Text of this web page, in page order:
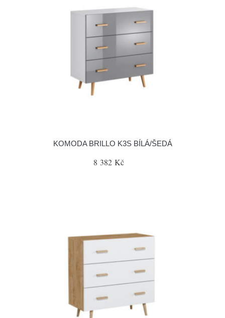
KOMODA BRILLO K3S BÍLÁ/ŠEDÁ
8 382 Kč